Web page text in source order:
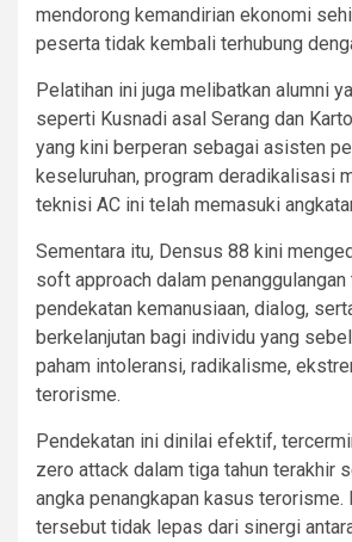
mendorong kemandirian ekonomi
peserta tidak kembali terhubung
Pelatihan ini juga melibatkan alumni
seperti Kusnadi asal Serang dan
yang kini berperan sebagai asisten
keseluruhan, program deradikalisasi
teknisi AC ini telah memasuki
Sementara itu, Densus 88 kini
soft approach dalam
pendekatan kemanusiaan, dialog,
berkelanjutan bagi individu yang
paham intoleransi, radikalisme,
terorisme.
Pendekatan ini dinilai efektif,
zero attack dalam tiga tahun terakhir
angka penangkapan kasus terorisme.
tersebut tidak lepas dari sinergi